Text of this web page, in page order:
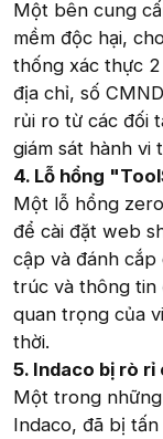
Một bên cung
mềm độc hại,
thống xác thực
địa chỉ, số
rủi ro từ các đối
giám sát hành vi
4. Lỗ hổng
Một lỗ hổng
để cài đặt web
cập và đánh
trúc và thông tin
quan trọng của
thời.
5. Indaco bị rò
Một trong
Indaco, đã bị